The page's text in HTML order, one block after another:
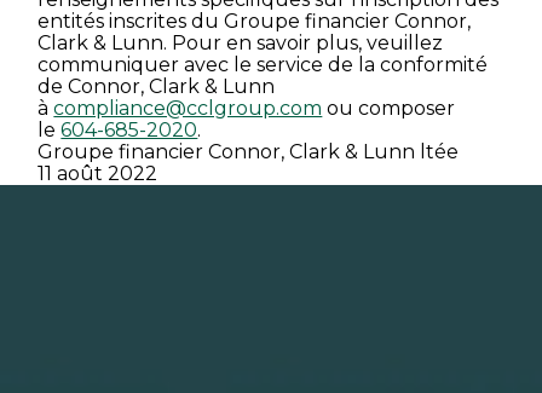
entités inscrites du Groupe financier Connor,
Clark & Lunn. Pour en savoir plus, veuillez
communiquer avec le service de la conformité
de Connor, Clark & Lunn
àcompliance@cclgroup.com ou composer
le604-685-2020.
Groupe financier Connor, Clark & Lunn ltée
11 août 2022